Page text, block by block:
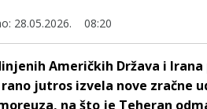
28.05.2026. 08:20
Američkih Država i
jutros izvela nove zračne
na što je Teheran